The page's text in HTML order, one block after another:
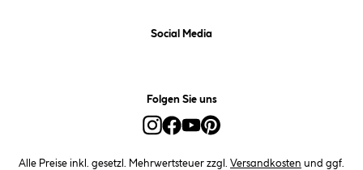
Social Media
Folgen Sie uns
Alle Preise inkl. gesetzl. Mehrwertsteuer zzgl. Versandkosten und ggf.